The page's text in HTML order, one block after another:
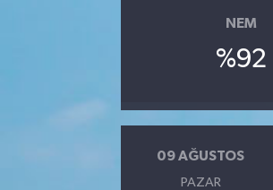
NEM
%92
09 AĞUSTOS
PAZAR